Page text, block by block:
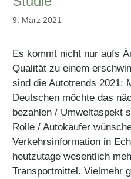
9. März 2021
Es kommt nicht nur aufs
Qualität zu einem
sind die Autotrends 2021:
Deutschen möchte das
bezahlen / Umweltaspekt
Rolle / Autokäufer
Verkehrsinformation in
heutzutage wesentlich
Transportmittel. Vielmehr